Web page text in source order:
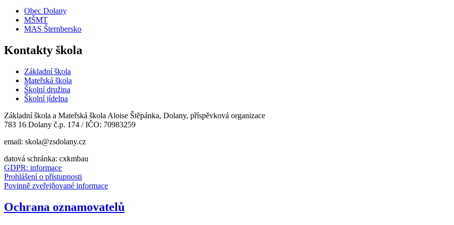
Obec Dolany
MŠMT
MAS Šternbersko
Kontakty škola
Základní škola
Mateřská škola
Školní družina
Školní jídelna
Základní škola a Mateřská škola Aloise Štěpánka, Dolany, příspěvková organizace
783 16 Dolany č.p. 174 / IČO: 70983259
email: skola@zsdolany.cz
datová schránka: cxkmbau
GDPR: informace
Prohlášení o přístupnosti
Povinně zveřejňované informace
Ochrana oznamovatelů